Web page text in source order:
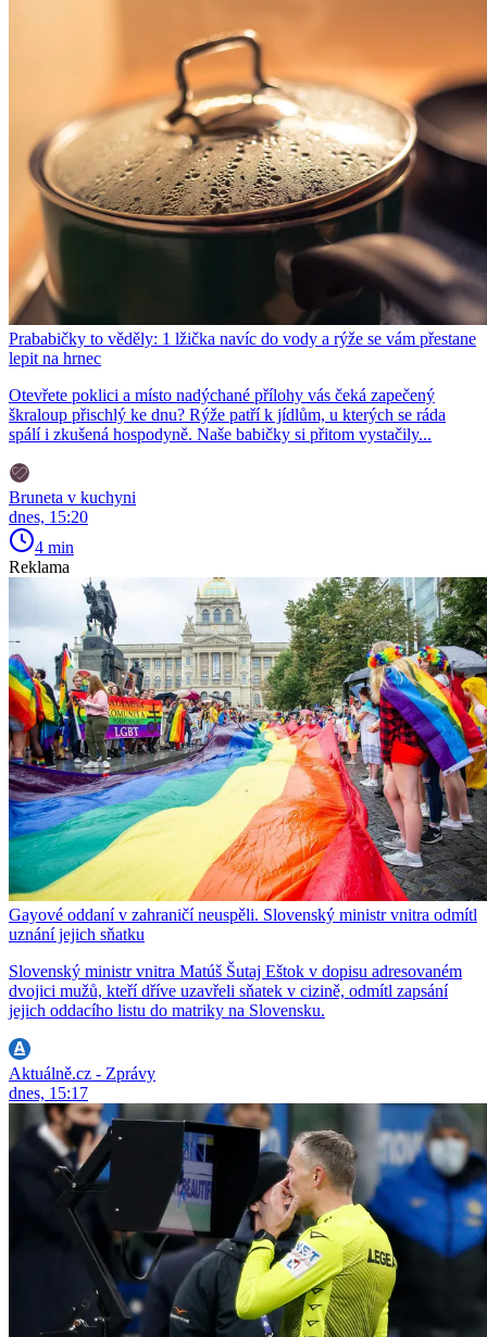
Prababičky to věděly: 1 lžička navíc do vody a rýže se vám přestane
lepit na hrnec
Otevřete poklici a místo nadýchané přílohy vás čeká zapečený
škraloup přischlý ke dnu? Rýže patří k jídlům, u kterých se ráda
spálí i zkušená hospodyně. Naše babičky si přitom vystačily...
Bruneta v kuchyni
dnes, 15:20
4 min
Reklama
Gayové oddaní v zahraničí neuspěli. Slovenský ministr vnitra odmítl
uznání jejich sňatku
Slovenský ministr vnitra Matúš Šutaj Eštok v dopisu adresovaném
dvojici mužů, kteří dříve uzavřeli sňatek v cizině, odmítl zapsání
jejich oddacího listu do matriky na Slovensku.
Aktuálně.cz - Zprávy
dnes, 15:17